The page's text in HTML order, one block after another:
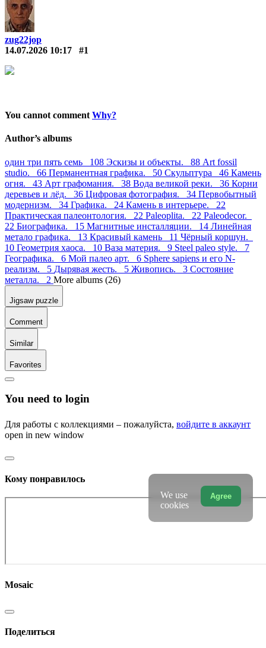
zug22jop
14.07.2026 10:17
#1
You cannot comment Why?
Author’s albums
один три пять семь 108 Эскизы и объекты. 88 Art fossil
studio. 66 Перманентная графика. 50 Скульптура 46 Камень
огня. 43 Арт графомания. 38 Вода великой реки. 36 Корни
деревьев и лёд. 36 Цифровая фотография. 34 Первобытный
модернизм. 34 Графика. 24 Камень в интерьере. 22
Практическая палеонтология. 22 Paleoplita. 22 Paleodecor.
22 Биографика. 15 Магнитные инсталляции. 14 Линейная
метало графика. 13 Красивый камень 11 Чёрный коршун.
10 Геометрия хаоса. 10 Ваза материя. 9 Steel paleo style. 7
Географика. 6 Мой палео арт. 6 Sphere sapiens и его N-
реализм. 5 Дырявая жесть. 5 Живопись. 3 Состояние
металла. 2 More albums (26)
Jigsaw puzzle
Comment
Similar
Favorites
You need to login
Для работы с коллекциями – пожалуйста, войдите в аккаунт
open in new window
Кому понравилось
Mosaic
Поделиться
Agree
We use
cookies